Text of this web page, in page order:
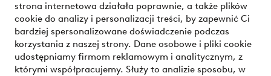
strona internetowa działała poprawnie, a także plików
cookie do analizy i personalizacji treści, by zapewnić Ci
bardziej spersonalizowane doświadczenie podczas
korzystania z naszej strony. Dane osobowe i pliki cookie
udostępniamy firmom reklamowym i analitycznym, z
którymi współpracujemy. Służy to analizie sposobu, w
Warunki
Bezpieczne płatności - zapłać teraz lub podziel się